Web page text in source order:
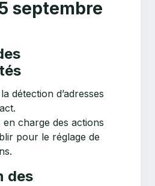
septembre
détection d’adresses
charge des actions
pour le réglage de
des